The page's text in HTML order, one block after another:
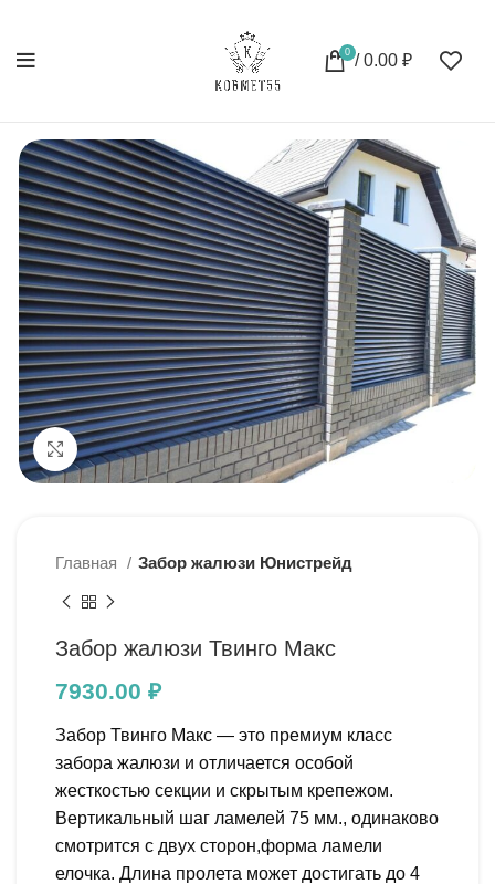
0 / 0.00 ₽
Нажмите, чтобы увеличить
Главная Забор жалюзи Юнистрейд
Забор жалюзи Твинго Макс
7930.00 ₽
Забор Твинго Макс — это премиум класс
забора жалюзи и отличается особой
жесткостью секции и скрытым крепежом.
Вертикальный шаг ламелей 75 мм., одинаково
смотрится с двух сторон,форма ламели
елочка. Длина пролета может достигать до 4